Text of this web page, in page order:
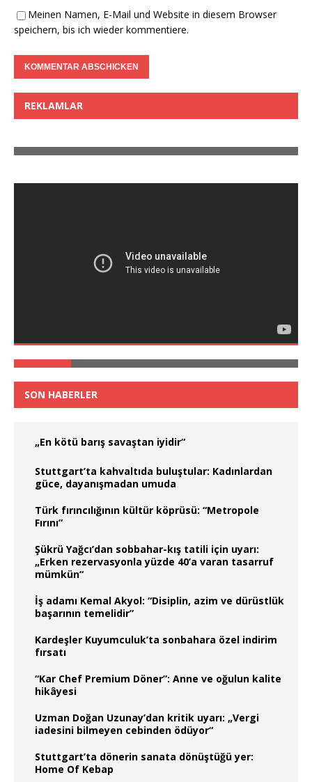
Meinen Namen, E-Mail und Website in diesem Browser
speichern, bis ich wieder kommentiere.
REKLAMLAR
SON HABERLER
„En kötü barış savaştan iyidir“
Stuttgart’ta kahvaltıda buluştular: Kadınlardan
güce, dayanışmadan umuda
Türk fırıncılığının kültür köprüsü: “Metropole
Fırını”
Şükrü Yağcı’dan sobbahar-kış tatili için uyarı:
„Erken rezervasyonla yüzde 40’a varan tasarruf
mümkün“
İş adamı Kemal Akyol: “Disiplin, azim ve dürüstlük
başarının temelidir”
Kardeşler Kuyumculuk’ta sonbahara özel indirim
fırsatı
“Kar Chef Premium Döner”: Anne ve oğulun kalite
hikâyesi
Uzman Doğan Uzunay’dan kritik uyarı: „Vergi
iadesini bilmeyen cebinden ödüyor“
Stuttgart’ta dönerin sanata dönüştüğü yer:
Home Of Kebap